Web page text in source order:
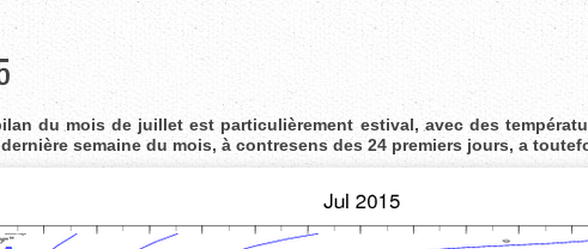
du mois de juillet est particulièrement estival, avec des
semaine du mois, à contresens des 24 premiers jours, a